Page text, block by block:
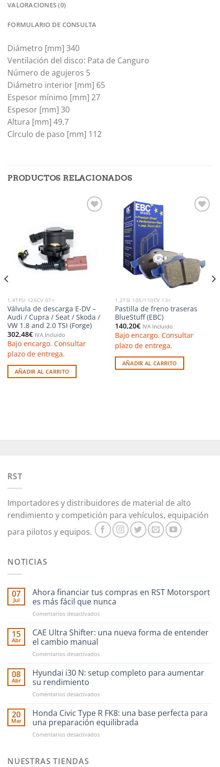
VALORACIONES (0)
FORMULARIO DE CONSULTA
Diámetro [mm] 340
Ventilación del disco: Pata de Canguro
Número de agujeros 5
Diámetro interior [mm] 65
Espesor mínimo [mm] 27
Espesor [mm] 30
Altura [mm] 49.7
Círculo de paso [mm] 112
PRODUCTOS RELACIONADOS
1.4TFSI 125CV 07<
Válvula de descarga E-DV –
Audi / Cupra / Seat / Skoda /
VW 1.8 and 2.0 TSI (Forge)
302,48€ IVA Incluido
Bajo encargo. Consultar
plazo de entrega.
AÑADIR AL CARRITO
1.2TSI 105/110CV 13<
Pastilla de freno traseras
BlueStuff (EBC)
140,20€ IVA Incluido
Bajo encargo. Consultar
plazo de entrega.
AÑADIR AL CARRITO
RST
Importadores y distribuidores de material de alto
rendimiento y competición para vehículos, equipación
para pilotos y equipos.
NOTICIAS
07
Jul
Ahora financiar tus compras en RST Motorsport
es más fácil que nunca
Comentarios desactivadosen
financiar
en
Motorsport
fácil
nunca
15
Abr
CAE Ultra Shifter: una nueva forma de entender
el cambio manual
Comentarios desactivadosen
Ultra
Shifter:
nueva
de
entender
cambio
08
Abr
Hyundai i30 N: setup completo para aumentar
su rendimiento
Comentarios desactivadosen
i30
setup
completo
20
Mar
Honda Civic Type R FK8: una base perfecta para
una preparación equilibrada
Comentarios desactivadosen
NUESTRAS TIENDAS